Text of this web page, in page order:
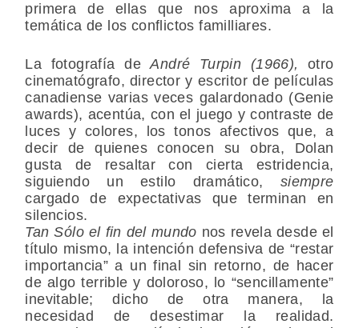
primera de ellas que nos aproxima a la
temática de los conflictos familliares.
La fotografía de André Turpin (1966),otro
cinematógrafo, director y escritor de películas
canadiense varias veces galardonado (Genie
awards), acentúa, con el juego y contraste de
luces y colores, los tonos afectivos que, a
decir de quienes conocen su obra, Dolan
gusta de resaltar con cierta estridencia,
siguiendo un estilo dramático, siempre
cargado de expectativas que terminan en
silencios.
Tan Sólo el fin del mundo nos revela desde el
título mismo, la intención defensiva de “restar
importancia” a un final sin retorno, de hacer
de algo terrible y doloroso, lo “sencillamente”
inevitable; dicho de otra manera, la
necesidad de desestimar la realidad.